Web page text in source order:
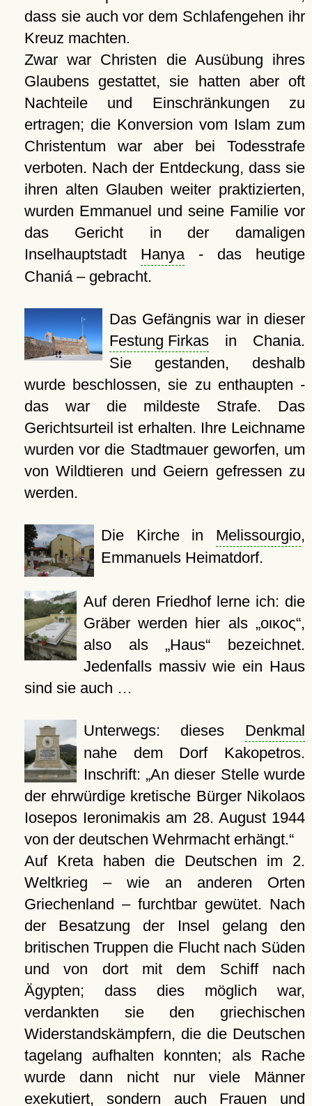
dass sie auch vor dem Schlafengehen ihr
Kreuz machten.
Zwar war Christen die Ausübung ihres
Glaubens gestattet, sie hatten aber oft
Nachteile und Einschränkungen zu
ertragen; die Konversion vom Islam zum
Christentum war aber bei Todesstrafe
verboten. Nach der Entdeckung, dass sie
ihren alten Glauben weiter praktizierten,
wurden Emmanuel und seine Familie vor
das Gericht in der damaligen
Inselhauptstadt Hanya- das heutige
Chaniá – gebracht.
Das Gefängnis war in dieser
Festung Firkasin Chania.
Sie gestanden, deshalb
wurde beschlossen, sie zu enthaupten -
das war die mildeste Strafe. Das
Gerichtsurteil ist erhalten. Ihre Leichname
wurden vor die Stadtmauer geworfen, um
von Wildtieren und Geiern gefressen zu
werden.
Die Kirche in Melissourgio,
Emmanuels Heimatdorf.
Auf deren Friedhof lerne ich: die
Gräber werden hier als „οικος“,
also als „Haus“ bezeichnet.
Jedenfalls massiv wie ein Haus
sind sie auch …
Unterwegs: dieses Denkmal
nahe dem Dorf Kakopetros.
Inschrift: „An dieser Stelle wurde
der ehrwürdige kretische Bürger Nikolaos
Iosepos Ieronimakis am 28. August 1944
von der deutschen Wehrmacht erhängt.“
Auf Kreta haben die Deutschen im 2.
Weltkrieg – wie an anderen Orten
Griechenland – furchtbar gewütet. Nach
der Besatzung der Insel gelang den
britischen Truppen die Flucht nach Süden
und von dort mit dem Schiff nach
Ägypten; dass dies möglich war,
verdankten sie den griechischen
Widerstandskämpfern, die die Deutschen
tagelang aufhalten konnten; als Rache
wurde dann nicht nur viele Männer
exekutiert, sondern auch Frauen und